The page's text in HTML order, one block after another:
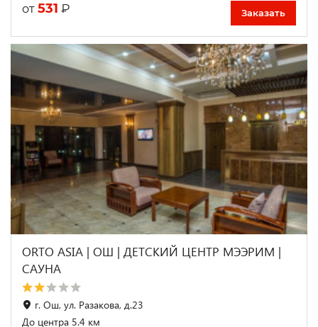
от 531 ₽ Заказать
ORTO ASIA | ОШ | ДЕТСКИЙ ЦЕНТР МЭЭРИМ |
САУНА
г. Ош, ул. Разакова, д.23
До центра 5.4 км